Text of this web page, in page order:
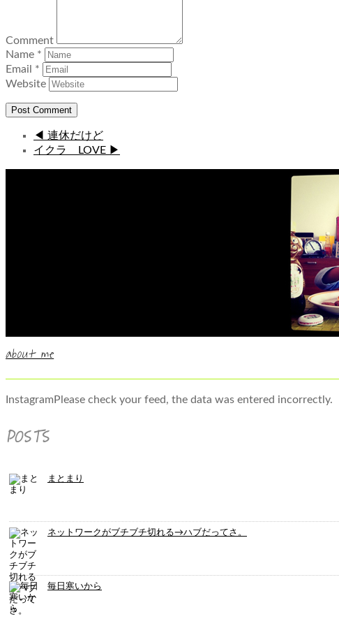
Comment
Name *
Email *
Website
◀ 連休だけど
イクラ LOVE ▶
about me
InstagramPlease check your feed, the data was entered incorrectly.
POSTS
まとまり
ネットワークがブチブチ切れる→ハブだってさ。
毎日寒いから